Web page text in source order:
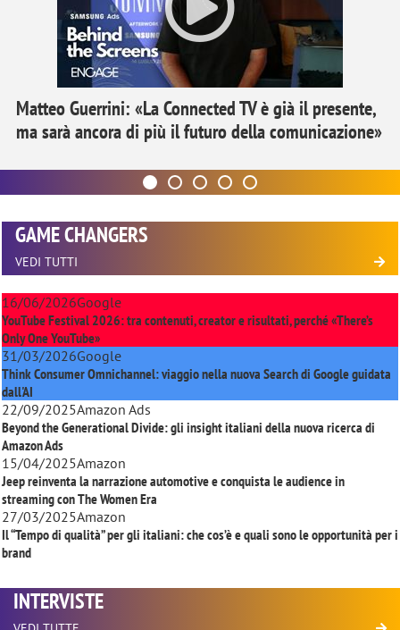
Matteo Guerrini: «La Connected TV è già il presente,
ma sarà ancora di più il futuro della comunicazione»
GAME CHANGERS
VEDI TUTTI
16/06/2026Google
YouTube Festival 2026: tra contenuti, creator e risultati, perché «There’s
Only One YouTube»
31/03/2026Google
Think Consumer Omnichannel: viaggio nella nuova Search di Google guidata
dall'AI
22/09/2025Amazon Ads
Beyond the Generational Divide: gli insight italiani della nuova ricerca di
Amazon Ads
15/04/2025Amazon
Jeep reinventa la narrazione automotive e conquista le audience in
streaming conThe Women Era
27/03/2025Amazon
Il “Tempo di qualità” per gli italiani: che cos’è e quali sono le opportunità per i
brand
INTERVISTE